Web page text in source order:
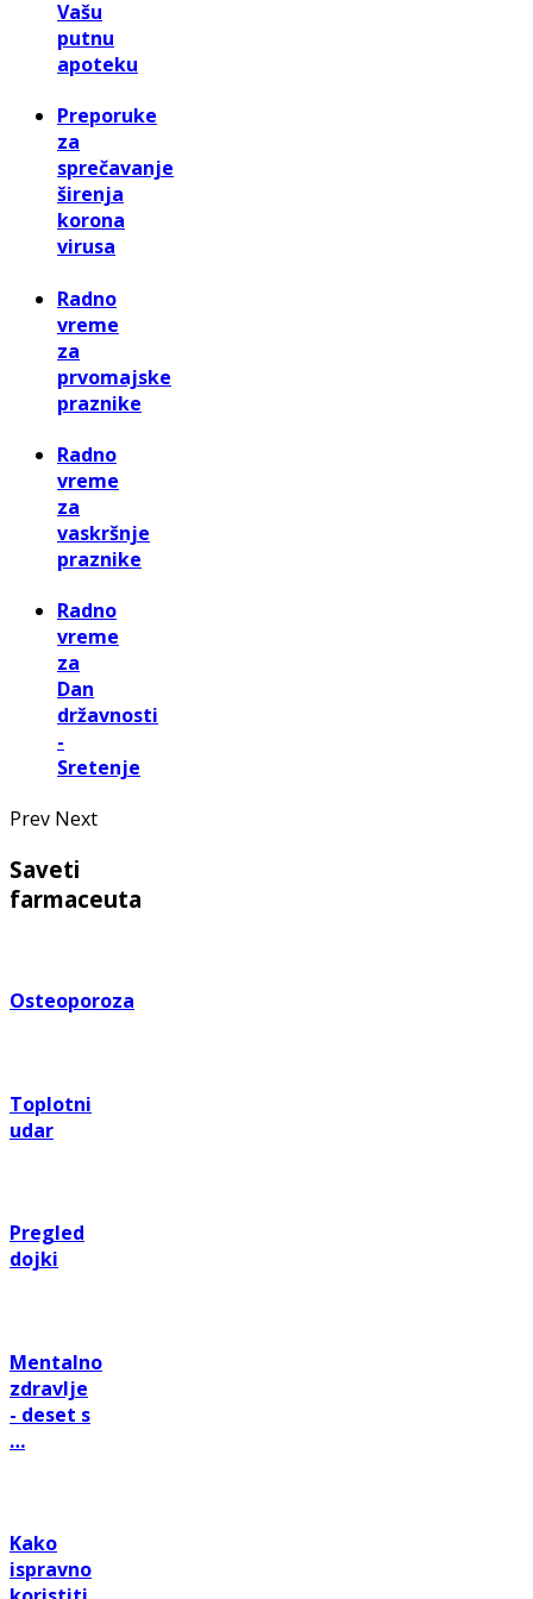
Vašu
putnu
apoteku
Preporuke
za
sprečavanje
širenja
korona
virusa
Radno
vreme
za
prvomajske
praznike
Radno
vreme
za
vaskršnje
praznike
Radno
vreme
za
Dan
državnosti
-
Sretenje
Prev Next
Saveti
farmaceuta
Osteoporoza
Toplotni
udar
Pregled
dojki
Mentalno
zdravlje
- deset s
…
Kako
ispravno